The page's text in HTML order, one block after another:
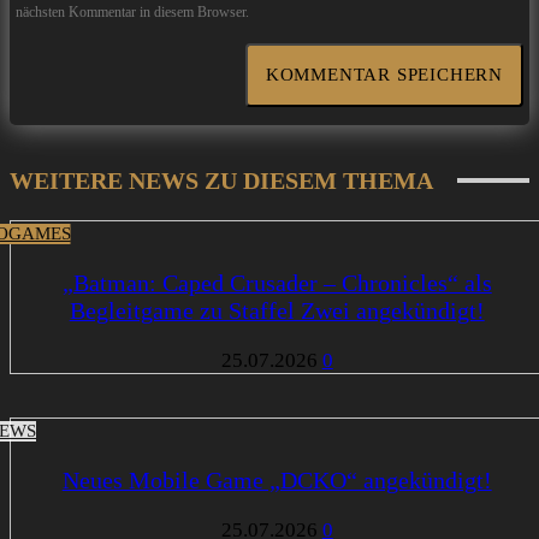
nächsten Kommentar in diesem Browser.
WEITERE NEWS ZU DIESEM THEMA
„Batman: Caped Crusader – Chronicles“ als
Begleitgame zu Staffel Zwei angekündigt!
25.07.2026 0
Neues Mobile Game „DCKO“ angekündigt!
25.07.2026 0